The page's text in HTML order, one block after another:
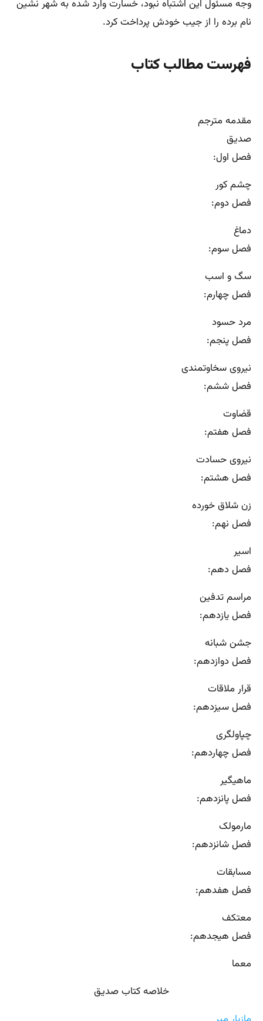
وجه مسئول این اشتباه نبود، خسارت وارد شده به شهر نشین
نام برده را از جیب خودش پرداخت کرد.
فهرست مطالب کتاب
مقدمه مترجم
صدیق
فصل اول:
چشم کور
فصل دوم:
دماغ
فصل سوم:
سگ و اسب
فصل چهارم:
مرد حسود
فصل پنجم:
نیروی سخاوتمندی
فصل ششم:
قضاوت
فصل هفتم:
نیروی حسادت
فصل هشتم:
زن شلاق خورده
فصل نهم:
اسیر
فصل دهم:
مراسم تدفین
فصل یازدهم:
جشن شبانه
فصل دوازدهم:
قرار ملاقات
فصل سیزدهم:
چپاولگری
فصل چهاردهم:
ماهیگیر
فصل پانزدهم:
مارمولک
فصل شانزدهم:
مسابقات
فصل هفدهم:
معتکف
فصل هیجدهم:
معما
خلاصه کتاب صدیق